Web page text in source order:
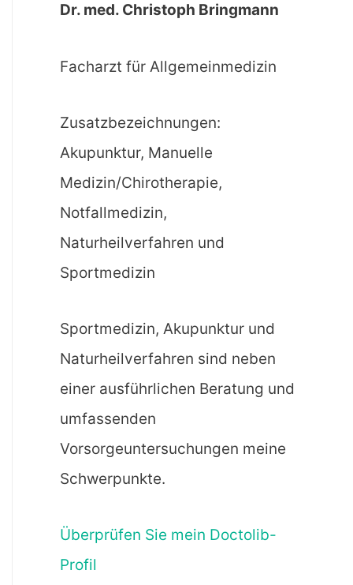
Dr. med. Christoph Bringmann
Facharzt für Allgemeinmedizin
Zusatzbezeichnungen:
Akupunktur, Manuelle
Medizin/Chirotherapie,
Notfallmedizin,
Naturheilverfahren und
Sportmedizin
Sportmedizin, Akupunktur und
Naturheilverfahren sind neben
einer ausführlichen Beratung und
umfassenden
Vorsorgeuntersuchungen meine
Schwerpunkte.
Überprüfen Sie mein Doctolib-
Profil